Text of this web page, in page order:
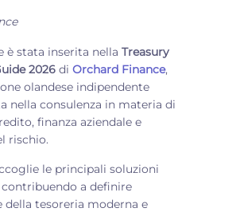
è stata inserita nella Treasury
2026 di Orchard Finance,
olandese indipendente
nella consulenza in materia di
finanza aziendale e
rischio.
le principali soluzioni
a definire
della tesoreria moderna e